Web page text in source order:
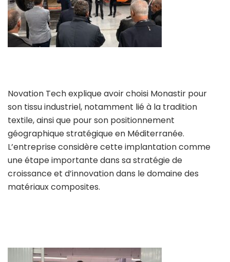
Novation Tech explique avoir choisi Monastir pour
son tissu industriel, notamment lié à la tradition
textile, ainsi que pour son positionnement
géographique stratégique en Méditerranée.
L’entreprise considère cette implantation comme
une étape importante dans sa stratégie de
croissance et d’innovation dans le domaine des
matériaux composites.